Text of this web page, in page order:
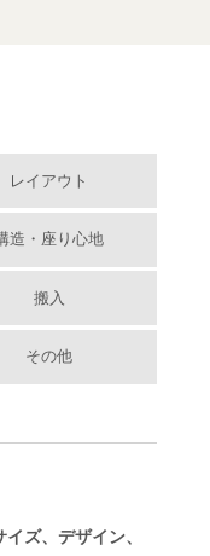
レイアウト
造・座り心地
搬入
その他
ズ、デザイン、